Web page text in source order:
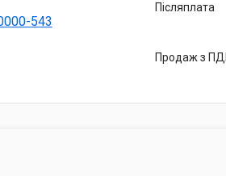
543
Післяплата
Продаж з